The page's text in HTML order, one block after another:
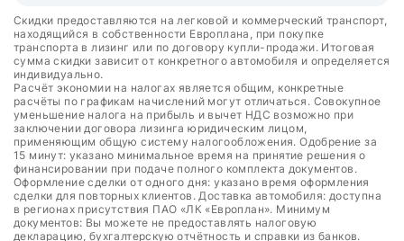
Скидки предоставляются на легковой и коммерческий транспорт,
находящийся в собственности Европлана, при покупке
транспорта в лизинг или по договору купли-продажи. Итоговая
сумма скидки зависит от конкретного автомобиля и определяется
индивидуально.
Расчёт экономии на налогах является общим, конкретные
расчёты по графикам начислений могут отличаться. Совокупное
уменьшение налога на прибыль и вычет НДС возможно при
заключении договора лизинга юридическим лицом,
применяющим общую систему налогообложения. Одобрение за
15 минут: указано минимальное время на принятие решения о
финансировании при подаче полного комплекта документов.
Оформление сделки от одного дня: указано время оформления
сделки для повторных клиентов. Доставка автомобиля: доступна
в регионах присутствия ПАО «ЛК «Европлан». Минимум
документов: Вы можете не предоставлять налоговую
декларацию, бухгалтерскую отчётность и справки из банков.